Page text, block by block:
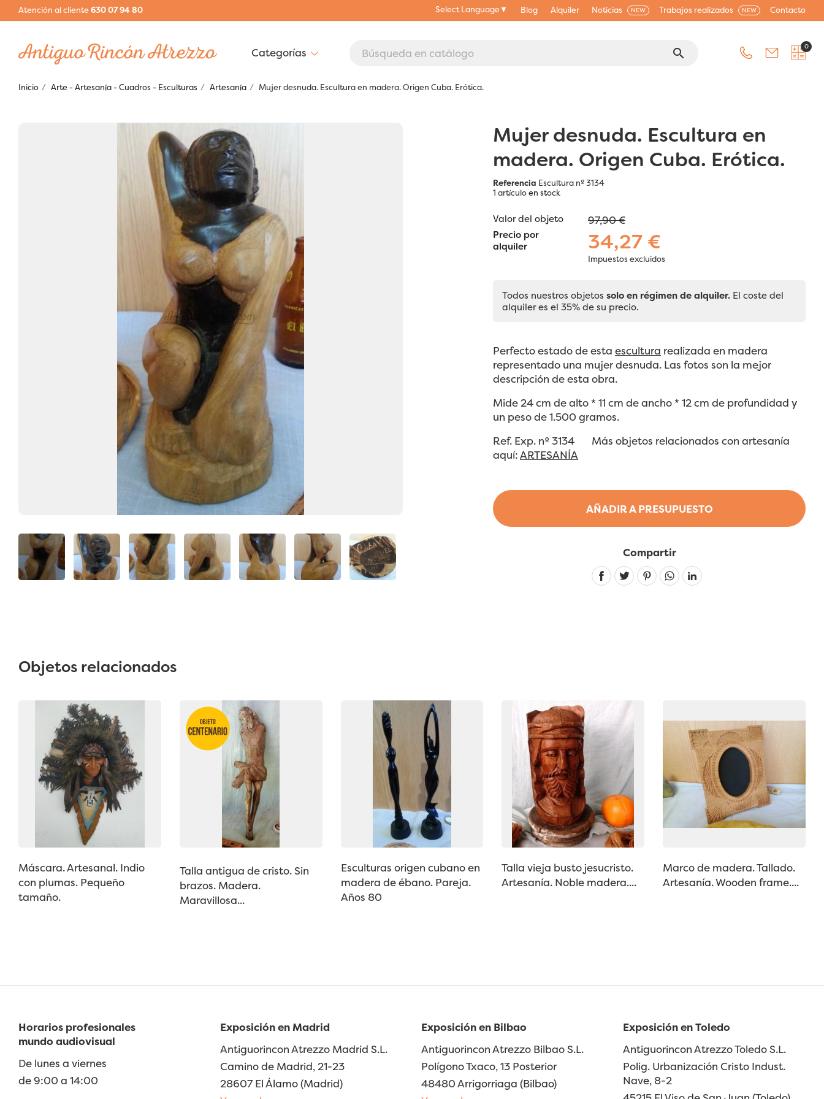
Atención al cliente630 07 94 80 Select Language▼ Blog Alquiler Noticias NEW Trabajos realizados NEW Contacto
search 0
Inicio Arte - Artesanía - Cuadros - Esculturas Artesanía Mujer desnuda. Escultura en madera. Origen Cuba. Erótica.
Mujer desnuda. Escultura en
madera. Origen Cuba. Erótica.
Referencia Escultura nº 3134
1 artículoen stock
AÑADIR A PRESUPUESTO
Valor del objeto 97,90 €
Precio por
alquiler
34,27 €
Impuestos excluidos
Todos nuestros objetos solo en régimen de alquiler. El coste del
alquiler es el 35% de su precio.
Perfecto estado de esta escultura realizada en madera
representado una mujer desnuda. Las fotos son la mejor
descripción de esta obra.
Mide 24 cm de alto * 11 cm de ancho * 12 cm de profundidad y
un peso de 1.500 gramos.
Ref. Exp. nº 3134 Más objetos relacionados con artesanía
aquí:ARTESANÍA
Compartir
Linkedin
Objetos relacionados
Máscara. Artesanal. Indio
con plumas. Pequeño
tamaño.
Talla antigua de cristo. Sin
brazos. Madera.
Maravillosa...
Esculturas origen cubano en
madera de ébano. Pareja.
Años 80
Talla vieja busto jesucristo.
Artesanía. Noble madera....
Marco de madera. Tallado.
Artesanía. Wooden frame....
Horarios profesionales
mundo audiovisual
De lunes a viernes
de 9:00 a 14:00
Exposición en Madrid
Antiguorincon Atrezzo Madrid S.L.
Camino de Madrid, 21-23
28607 El Álamo (Madrid)
Exposición en Bilbao
Antiguorincon Atrezzo Bilbao S.L.
Polígono Txaco, 13 Posterior
48480 Arrigorriaga (Bilbao)
Exposición en Toledo
Antiguorincon Atrezzo Toledo S.L.
Polig. Urbanización Cristo Indust.
Nave, 8-2